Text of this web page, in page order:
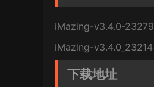
iMazing-v3.4.0-23279
iMazing-v3.4.0_23214
下载地址